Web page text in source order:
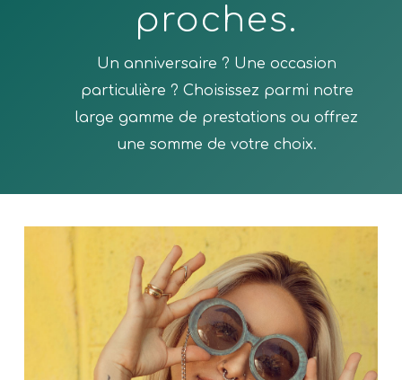
proches.
Un anniversaire ? Une occasion
particulière ? Choisissez parmi notre
large gamme de prestations ou offrez
une somme de votre choix.